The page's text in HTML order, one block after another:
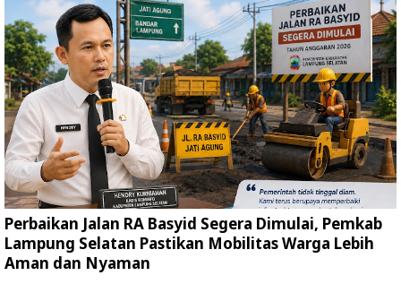
Perbaikan Jalan RA Basyid Segera Dimulai, Pemkab
Lampung Selatan Pastikan Mobilitas Warga Lebih
Aman dan Nyaman